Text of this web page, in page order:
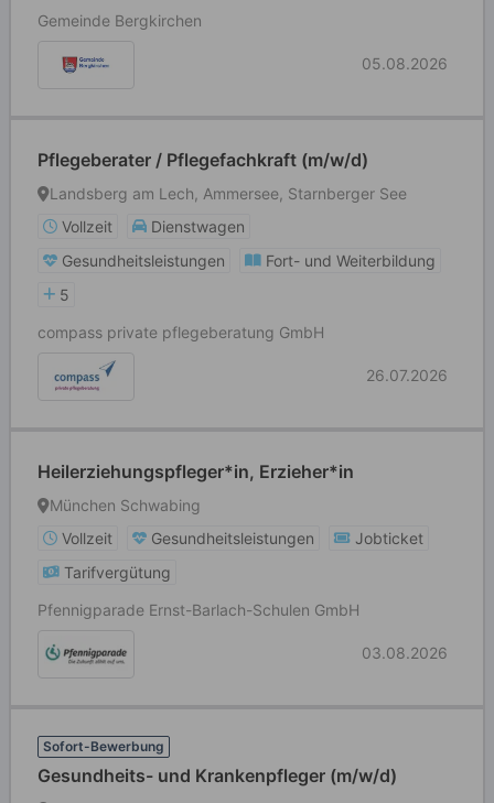
Gemeinde Bergkirchen
05.08.2026
Pflegeberater / Pflegefachkraft (m/w/d)
Landsberg am Lech, Ammersee, Starnberger See
Vollzeit
Dienstwagen
Gesundheitsleistungen
Fort- und Weiterbildung
5
compass private pflegeberatung GmbH
26.07.2026
Heilerziehungspfleger*in, Erzieher*in
München Schwabing
Vollzeit
Gesundheitsleistungen
Jobticket
Tarifvergütung
Pfennigparade Ernst-Barlach-Schulen GmbH
03.08.2026
Sofort-Bewerbung
Gesundheits- und Krankenpfleger (m/w/d)